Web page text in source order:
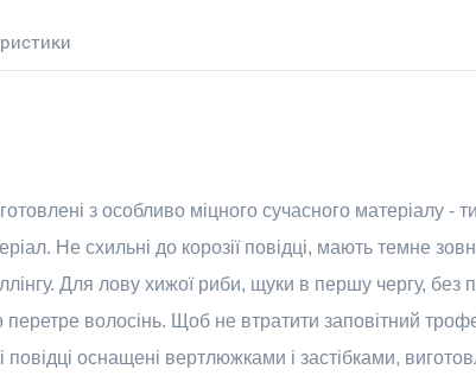
з особливо міцного сучасного матеріалу
Не схильні до корозії повідці, мають темне
Для лову хижої риби, щуки в першу чергу,
перетре волосінь. Щоб не втратити заповітний
повідці оснащені вертлюжками і застібками,